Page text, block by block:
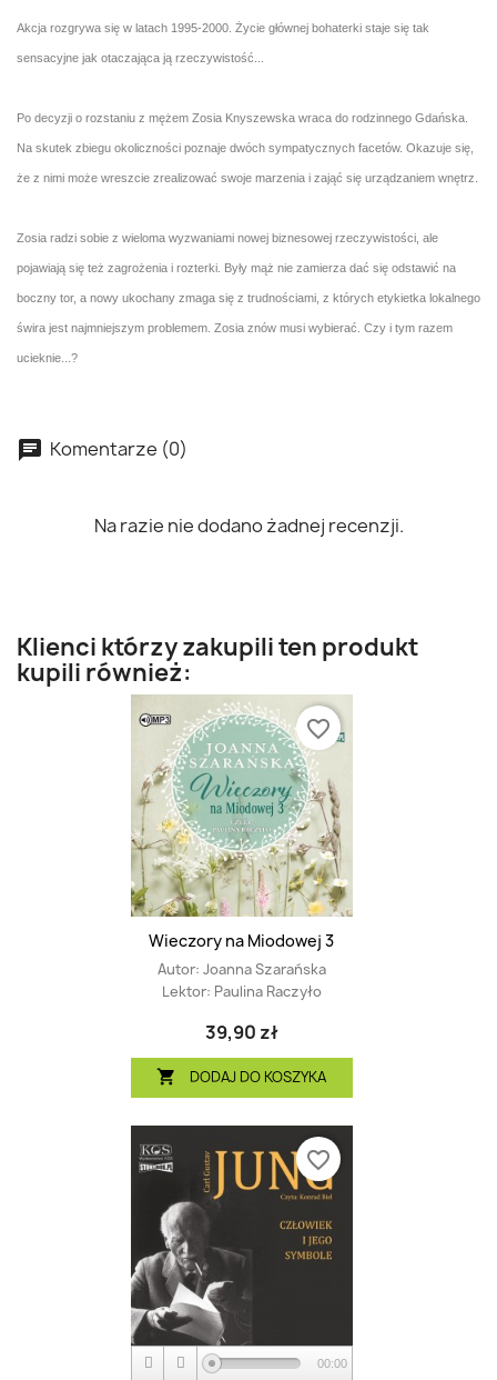
Akcja rozgrywa się w latach 1995-2000. Życie głównej bohaterki staje się tak
sensacyjne jak otaczająca ją rzeczywistość...
Po decyzji o rozstaniu z mężem Zosia Knyszewska wraca do rodzinnego Gdańska.
Na skutek zbiegu okoliczności poznaje dwóch sympatycznych facetów. Okazuje się,
że z nimi może wreszcie zrealizować swoje marzenia i zająć się urządzaniem wnętrz.
Zosia radzi sobie z wieloma wyzwaniami nowej biznesowej rzeczywistości, ale
pojawiają się też zagrożenia i rozterki. Były mąż nie zamierza dać się odstawić na
boczny tor, a nowy ukochany zmaga się z trudnościami, z których etykietka lokalnego
świra jest najmniejszym problemem. Zosia znów musi wybierać. Czy i tym razem
ucieknie...?
Komentarze (0)
Na razie nie dodano żadnej recenzji.
Klienci którzy zakupili ten produkt
kupili również:
Wieczory na Miodowej 3
Autor: Joanna Szarańska
Lektor: Paulina Raczyło
39,90 zł
 DODAJ DO KOSZYKA
favorite_border
00:00
favorite_border